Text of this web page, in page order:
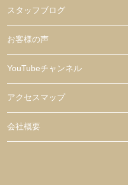
スタッフブログ
お客様の声
YouTubeチャンネル
アクセスマップ
会社概要